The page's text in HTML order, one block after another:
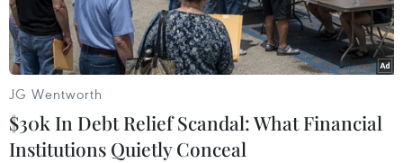
JG Wentworth
$30k In Debt Relief Scandal: What Financial
Institutions Quietly Conceal